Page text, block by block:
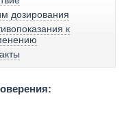
дозирования
к